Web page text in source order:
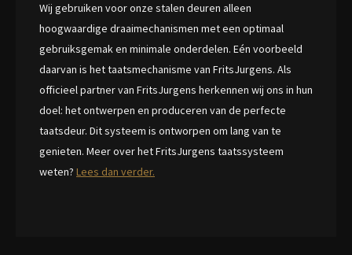
Wij gebruiken voor onze stalen deuren alleen
hoogwaardige draaimechanismen met een optimaal
gebruiksgemak en minimale onderdelen. Eén voorbeeld
daarvan is het taatsmechanisme van FritsJurgens. Als
officieel partner van FritsJurgens herkennen wij ons in hun
doel: het ontwerpen en produceren van de perfecte
taatsdeur. Dit systeem is ontworpen om lang van te
genieten. Meer over het FritsJurgens taatssysteem
weten? Lees dan verder.